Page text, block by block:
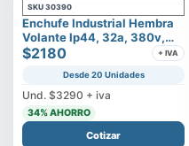
SKU 30390
Enchufe Industrial Hembra
Volante Ip44, 32a, 380v,
3p+t
$2180 + IVA
Desde 20 Unidades
Und. $3290 + iva
34% AHORRO
Cotizar